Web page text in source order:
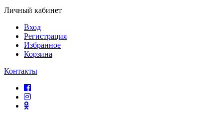
Личный кабинет
Вход
Регистрация
Избранное
Корзина
Контакты